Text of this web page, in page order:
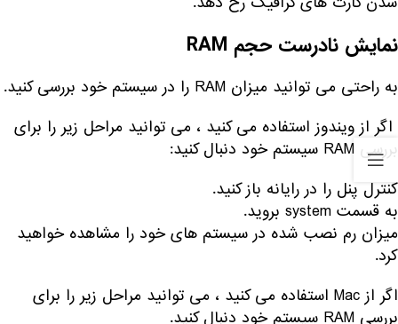
نمایش نادرست حجم RAM
به راحتی می توانید میزان RAM را در سیستم خود بررسی کنید.
اگر از ویندوز استفاده می کنید ، می توانید مراحل زیر را برای
بررسی RAM سیستم خود دنبال کنید:
کنترل پنل را در رایانه باز کنید.
به قسمت system بروید.
میزان رم نصب شده در سیستم های خود را مشاهده خواهید
کرد.
اگر از Mac استفاده می کنید ، می توانید مراحل زیر را برای
بررسی RAM سیستم خود دنبال کنید.